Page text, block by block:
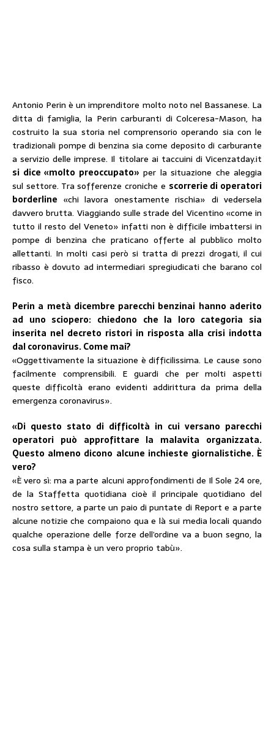
Antonio Perin è un imprenditore molto noto nel Bassanese. La
ditta di famiglia, la Perin carburanti di Colceresa-Mason, ha
costruito la sua storia nel comprensorio operando sia con le
tradizionali pompe di benzina sia come deposito di carburante
a servizio delle imprese. Il titolare ai taccuini di Vicenzatday.it
si dice «molto preoccupato» per la situazione che aleggia
sul settore. Tra sofferenze croniche e scorrerie di operatori
borderline «chi lavora onestamente rischia» di vedersela
davvero brutta. Viaggiando sulle strade del Vicentino «come in
tutto il resto del Veneto» infatti non è difficile imbattersi in
pompe di benzina che praticano offerte al pubblico molto
allettanti. In molti casi però si tratta di prezzi drogati, il cui
ribasso è dovuto ad intermediari spregiudicati che barano col
fisco.
Perin a metà dicembre parecchi benzinai hanno aderito
ad uno sciopero: chiedono che la loro categoria sia
inserita nel decreto ristori in risposta alla crisi indotta
dal coronavirus. Come mai?
«Oggettivamente la situazione è difficilissima. Le cause sono
facilmente comprensibili. E guardi che per molti aspetti
queste difficoltà erano evidenti addirittura da prima della
emergenza coronavirus».
«Di questo stato di difficoltà in cui versano parecchi
operatori può approfittare la malavita organizzata.
Questo almeno dicono alcune inchieste giornalistiche. È
vero?
«È vero sì: ma a parte alcuni approfondimenti de Il Sole 24 ore,
de la Staffetta quotidiana cioè il principale quotidiano del
nostro settore, a parte un paio di puntate di Report e a parte
alcune notizie che compaiono qua e là sui media locali quando
qualche operazione delle forze dell’ordine va a buon segno, la
cosa sulla stampa è un vero proprio tabù».